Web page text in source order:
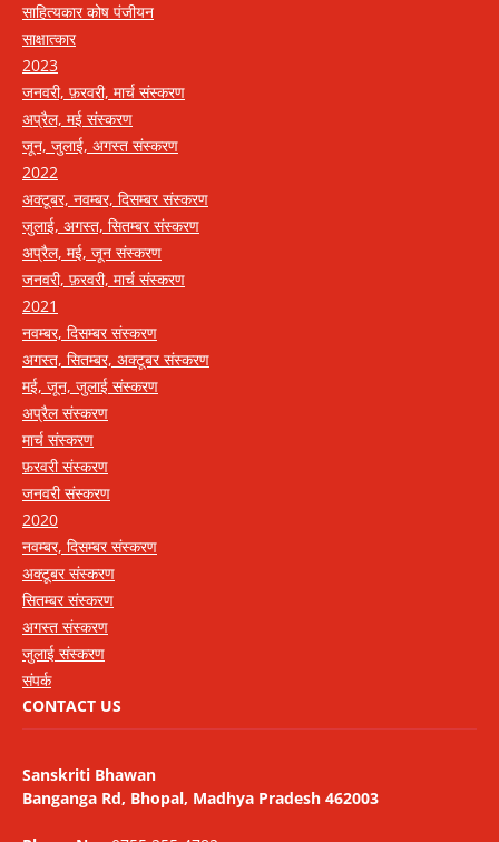
साहित्यकार कोष पंजीयन
साक्षात्कार
2023
जनवरी, फ़रवरी, मार्च संस्करण
अप्रैल, मई संस्करण
जून, जुलाई, अगस्त संस्करण
2022
अक्टूबर, नवम्बर, दिसम्बर संस्करण
जुलाई, अगस्त, सितम्बर संस्करण
अप्रैल, मई, जून संस्करण
जनवरी, फ़रवरी, मार्च संस्करण
2021
नवम्बर, दिसम्बर संस्करण
अगस्त, सितम्बर, अक्टूबर संस्करण
मई, जून, जुलाई संस्करण
अप्रैल संस्करण
मार्च संस्करण
फ़रवरी संस्करण
जनवरी संस्करण
2020
नवम्बर, दिसम्बर संस्करण
अक्टूबर संस्करण
सितम्बर संस्करण
अगस्त संस्करण
जुलाई संस्करण
संपर्क
CONTACT US
Sanskriti Bhawan
Banganga Rd, Bhopal, Madhya Pradesh 462003